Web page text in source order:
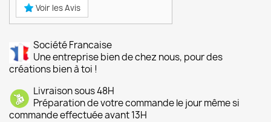
Voir les Avis
Société Francaise
Une entreprise bien de chez nous, pour des
créations bien à toi !
Livraison sous 48H
Préparation de votre commande le jour même si
commande effectuée avant 13H